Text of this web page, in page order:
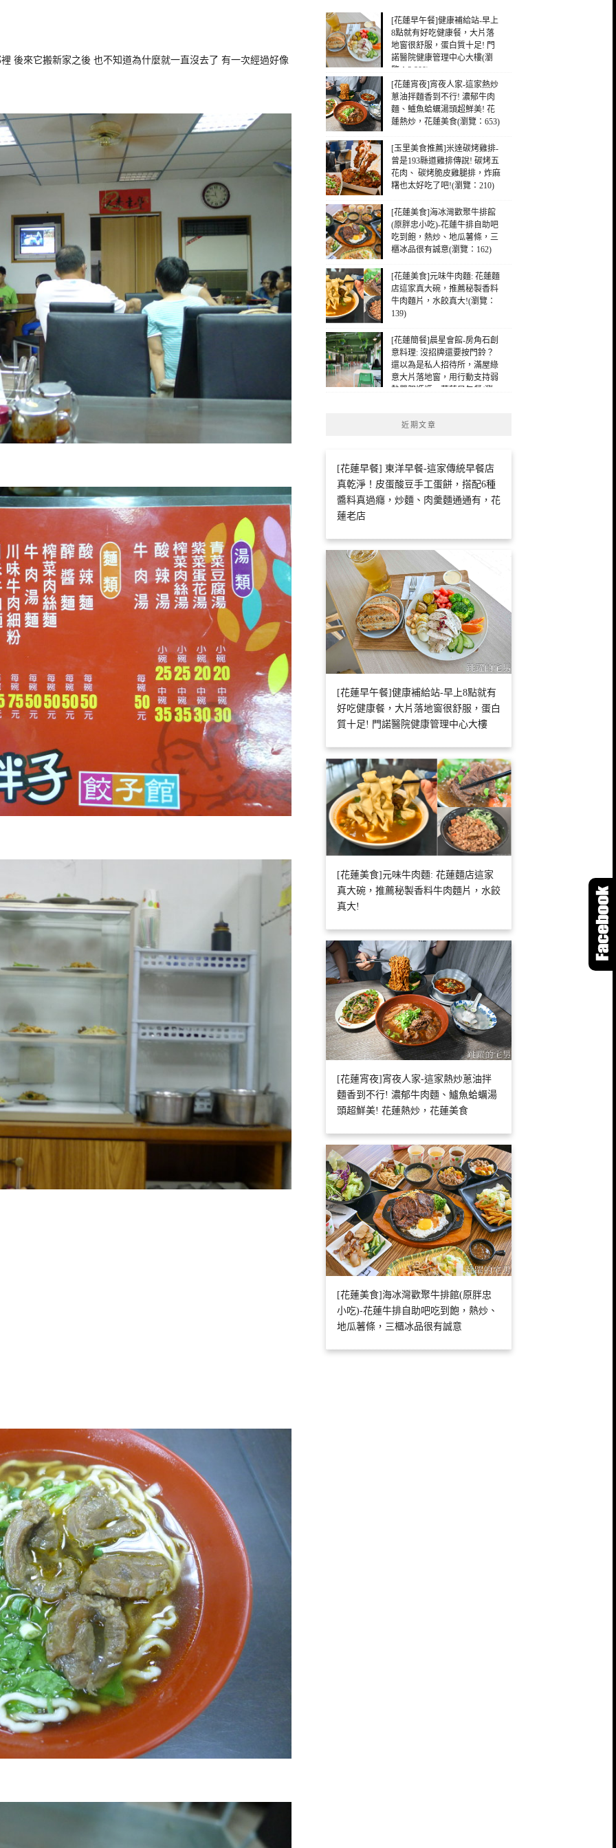
後來它搬新家之後 也不知道為什麼就一直沒去了 有一次經過好像
[花蓮早午餐]健康補給站-早上
8點就有好吃健康餐，大片落
地窗很舒服，蛋白質十足! 門
諾醫院健康管理中心大樓(瀏
覽：3,800)
[花蓮宵夜]宵夜人家-這家熱炒
蔥油拌麵香到不行! 濃郁牛肉
麵、鱸魚蛤蠣湯頭超鮮美! 花
蓮熱炒，花蓮美食(瀏覽：653)
[玉里美食推薦]米達碳烤雞排-
曾是193縣道雞排傳說! 碳烤五
花肉、 碳烤脆皮雞腿排，炸麻
糬也太好吃了吧!(瀏覽：210)
[花蓮美食]海冰灣歡聚牛排館
(原胖忠小吃)-花蓮牛排自助吧
吃到飽，熱炒、地瓜薯條，三
櫃冰品很有誠意(瀏覽：162)
[花蓮美食]元味牛肉麵: 花蓮麵
店這家真大碗，推薦秘製香料
牛肉麵片，水餃真大!(瀏覽：
139)
[花蓮簡餐]晨星會館-房角石創
意料理: 沒招牌還要按門鈴？
還以為是私人招待所，滿屋綠
意大片落地窗，用行動支持弱
勢單親媽媽，花蓮早午餐(瀏
近期文章
[花蓮早餐] 東洋早餐-這家傳統早餐店
真乾淨！皮蛋酸豆手工蛋餅，搭配6種
醬料真過癮，炒麵、肉羹麵通通有，花
蓮老店
[花蓮早午餐]健康補給站-早上8點就有
好吃健康餐，大片落地窗很舒服，蛋白
質十足! 門諾醫院健康管理中心大樓
[花蓮美食]元味牛肉麵: 花蓮麵店這家
真大碗，推薦秘製香料牛肉麵片，水餃
真大!
[花蓮宵夜]宵夜人家-這家熱炒蔥油拌
麵香到不行! 濃郁牛肉麵、鱸魚蛤蠣湯
頭超鮮美! 花蓮熱炒，花蓮美食
[花蓮美食]海冰灣歡聚牛排館(原胖忠
小吃)-花蓮牛排自助吧吃到飽，熱炒、
地瓜薯條，三櫃冰品很有誠意